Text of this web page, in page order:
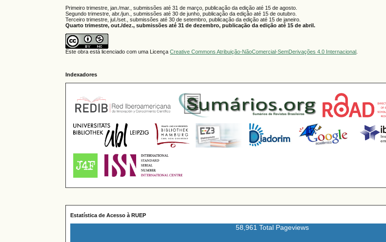
Primeiro trimestre, jan./mar., submissões até 31 de março, publicação da edição até 15 de agosto.
Segundo trimestre, abr./jun., submissões até 30 de junho, publicação da edição até 15 de outubro.
Terceiro trimestre, jul./set., submissões até 30 de setembro, publicação da edição até 15 de janeiro.
Quarto trimestre, out./dez., submissões até 31 de dezembro, publicação da edição até 15 de abril.
Este obra está licenciado com uma LicençaCreative Commons Atribuição-NãoComercial-SemDerivações 4.0 Internacional
Indexadores
Estatística de Acesso à RUEP
58,961 Total Pageviews